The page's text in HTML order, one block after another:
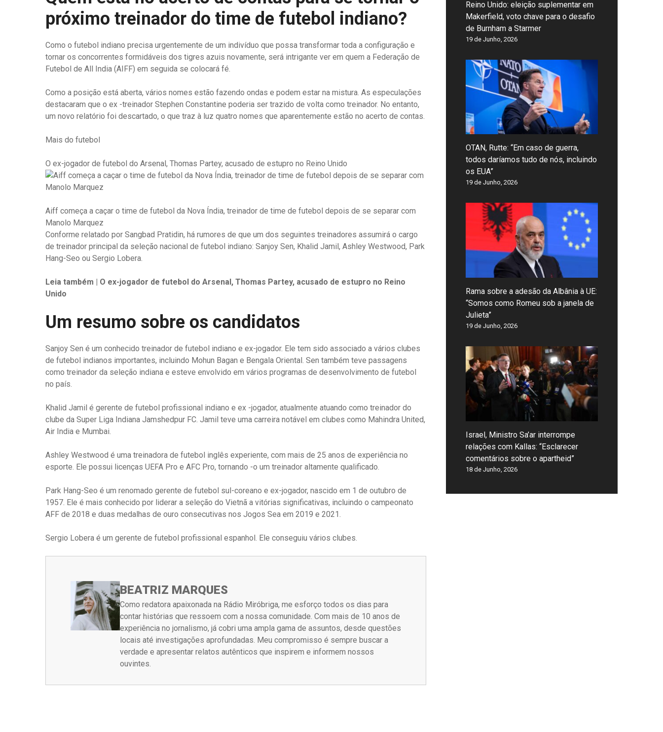
próximo treinador do time de futebol indiano?
Como o futebol indiano precisa urgentemente de um indivíduo que possa transformar toda a configuração e
tornar os concorrentes formidáveis ​​dos tigres azuis novamente, será intrigante ver em quem a Federação de
Futebol de All India (AIFF) em seguida se colocará fé.
Como a posição está aberta, vários nomes estão fazendo ondas e podem estar na mistura. As especulações
destacaram que o ex -treinador Stephen Constantine poderia ser trazido de volta como treinador. No entanto,
um novo relatório foi descartado, o que traz à luz quatro nomes que aparentemente estão no acerto de contas.
Mais do futebol
O ex-jogador de futebol do Arsenal, Thomas Partey, acusado de estupro no Reino Unido
Aiff começa a caçar o time de futebol da Nova Índia, treinador de time de futebol depois de se separar com
Manolo Marquez
Conforme relatado por Sangbad Pratidin, há rumores de que um dos seguintes treinadores assumirá o cargo
de treinador principal da seleção nacional de futebol indiano: Sanjoy Sen, Khalid Jamil, Ashley Westwood, Park
Hang-Seo ou Sergio Lobera.
Leia também | O ex-jogador de futebol do Arsenal, Thomas Partey, acusado de estupro no Reino
Unido
Um resumo sobre os candidatos
Sanjoy Sen é um conhecido treinador de futebol indiano e ex-jogador. Ele tem sido associado a vários clubes
de futebol indianos importantes, incluindo Mohun Bagan e Bengala Oriental. Sen também teve passagens
como treinador da seleção indiana e esteve envolvido em vários programas de desenvolvimento de futebol
no país.
Khalid Jamil é gerente de futebol profissional indiano e ex -jogador, atualmente atuando como treinador do
clube da Super Liga Indiana Jamshedpur FC. Jamil teve uma carreira notável em clubes como Mahindra United,
Air India e Mumbai.
Ashley Westwood é uma treinadora de futebol inglês experiente, com mais de 25 anos de experiência no
esporte. Ele possui licenças UEFA Pro e AFC Pro, tornando -o um treinador altamente qualificado.
Park Hang-Seo é um renomado gerente de futebol sul-coreano e ex-jogador, nascido em 1 de outubro de
1957. Ele é mais conhecido por liderar a seleção do Vietnã a vitórias significativas, incluindo o campeonato
AFF de 2018 e duas medalhas de ouro consecutivas nos Jogos Sea em 2019 e 2021.
Sergio Lobera é um gerente de futebol profissional espanhol. Ele conseguiu vários clubes.
BEATRIZ MARQUES
Como redatora apaixonada na Rádio Miróbriga, me esforço todos os dias para
contar histórias que ressoem com a nossa comunidade. Com mais de 10 anos de
experiência no jornalismo, já cobri uma ampla gama de assuntos, desde questões
locais até investigações aprofundadas. Meu compromisso é sempre buscar a
verdade e apresentar relatos autênticos que inspirem e informem nossos
ouvintes.
Reino Unido: eleição suplementar em
Makerfield, voto chave para o desafio
de Burnham a Starmer
19 de Junho, 2026
OTAN, Rutte: “Em caso de guerra,
todos daríamos tudo de nós, incluindo
os EUA”
19 de Junho, 2026
Rama sobre a adesão da Albânia à UE:
“Somos como Romeu sob a janela de
Julieta”
19 de Junho, 2026
Israel, Ministro Sa’ar interrompe
relações com Kallas: “Esclarecer
comentários sobre o apartheid”
18 de Junho, 2026